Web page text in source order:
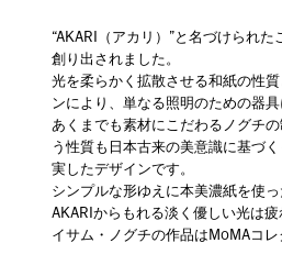
“AKARI（アカリ）”と名づけられ
創り出されました。
光を柔らかく拡散させる和紙の性
ンにより、単なる照明のための器
あくまでも素材にこだわるノグチ
う性質も日本古来の美意識に基づ
実したデザインです。
シンプルな形ゆえに本美濃紙を使
AKARIからもれる淡く優しい光は疲
イサム・ノグチの作品はMoMAコ